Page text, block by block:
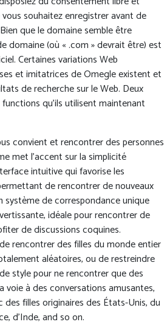
souhaitez enregistrer avant de
que le domaine semble être
domaine (où « .com » devrait être) est
Certaines variations Web
et imitatrices de Omegle existent et
de recherche sur le Web. Deux
qu’ils utilisent maintenant
convient et rencontrer des personnes
met l’accent sur la simplicité
intuitive qui favorise les
de rencontrer de nouveaux
système de correspondance unique
idéale pour rencontrer de
de discussions coquines.
rencontrer des filles du monde entier
aléatoires, ou de restreindre
style pour ne rencontrer que des
voie à des conversations amusantes,
filles originaires des États-Unis, du
d’Inde, and so on.